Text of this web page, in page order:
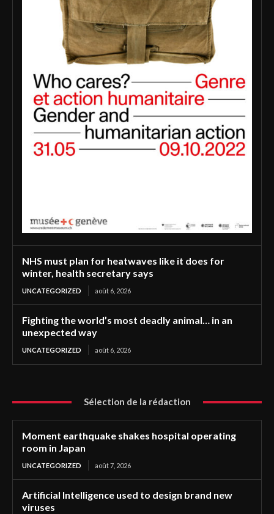
NHS must plan for heatwaves like it does for
winter, health secretary says
UNCATEGORIZED août 6, 2026
Fighting the world’s most deadly animal… in an
unexpected way
UNCATEGORIZED août 6, 2026
Sélection de la rédaction
Moment earthquake shakes hospital operating
room in Japan
UNCATEGORIZED août 7, 2026
Artificial Intelligence used to design brand new
viruses